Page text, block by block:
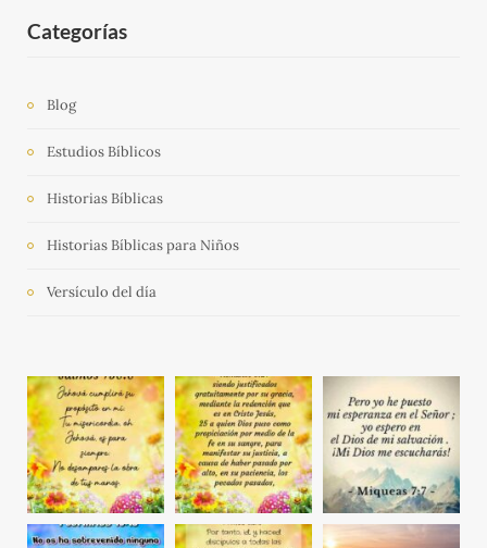
Categorías
Blog
Estudios Bíblicos
Historias Bíblicas
Historias Bíblicas para Niños
Versículo del día